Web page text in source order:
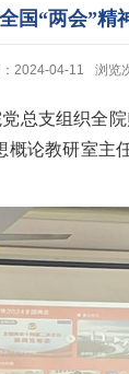
国“两会”精
2024-04-11 浏览
总支组织全
论教研室主